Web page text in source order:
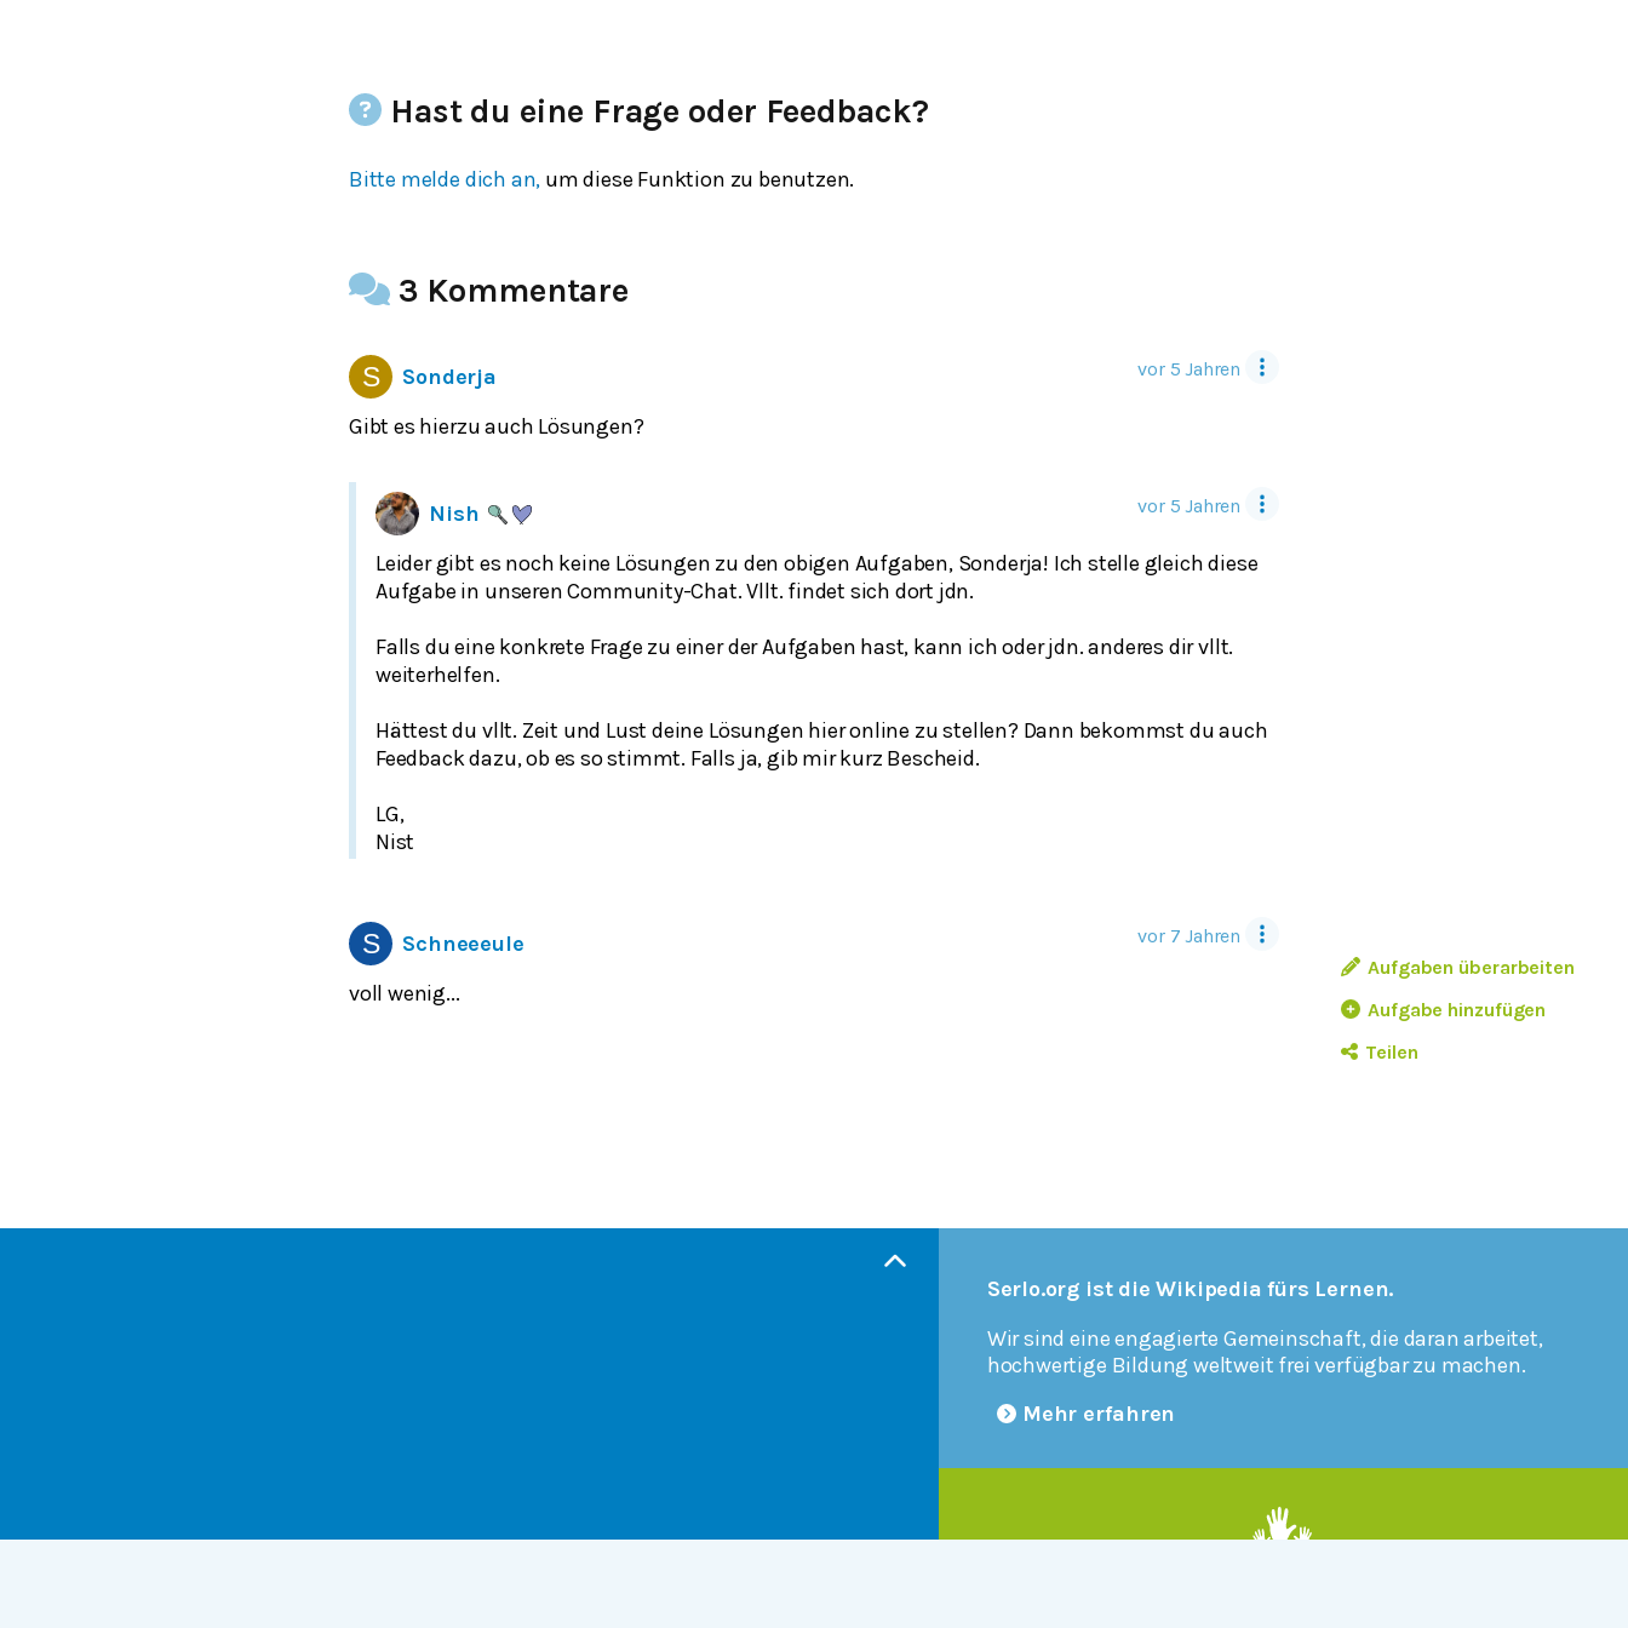
Aufgaben überarbeiten
Aufgabe hinzufügen
Teilen
Hast du eine Frage oder Feedback?
Bitte melde dich an, um diese Funktion zu benutzen.
3 Kommentare
Sonderja vor 5 Jahren
Gibt es hierzu auch Lösungen?
Nish vor 5 Jahren
Leider gibt es noch keine Lösungen zu den obigen Aufgaben, Sonderja! Ich stelle gleich diese
Aufgabe in unseren Community-Chat. Vllt. findet sich dort jdn.
Falls du eine konkrete Frage zu einer der Aufgaben hast, kann ich oder jdn. anderes dir vllt.
weiterhelfen.
Hättest du vllt. Zeit und Lust deine Lösungen hier online zu stellen? Dann bekommst du auch
Feedback dazu, ob es so stimmt. Falls ja, gib mir kurz Bescheid.
LG,
Nist
Schneeeule vor 7 Jahren
voll wenig...
Serlo.org ist die Wikipedia fürs Lernen.
Wir sind eine engagierte Gemeinschaft, die daran arbeitet,
hochwertige Bildung weltweit frei verfügbar zu machen.
Mehr erfahren